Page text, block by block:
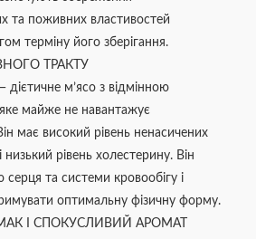
та поживних властивостей
терміну його зберігання.
ТРАКТУ
м’ясо з відмінною
майже не навантажує
має високий рівень ненасичених
рівень холестерину. Він
серця та системи кровообігу і
оптимальну фізичну форму.
І СПОКУСЛИВИЙ АРОМАТ